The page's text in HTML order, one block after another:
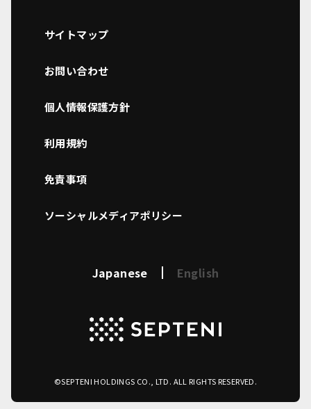
サイトマップ
お問い合わせ
個人情報保護方針
利用規約
免責事項
ソーシャルメディアポリシー
Japanese English
©SEPTENI HOLDINGS CO., LTD. ALL RIGHTS RESERVED.